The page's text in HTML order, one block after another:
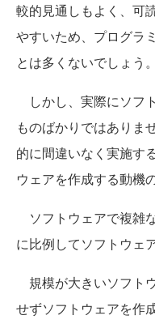
較的見通しもよく、可
やすいため、プログラ
とは多くないでしょう。
しかし、実際にソフ
ものばかりではありま
的に間違いなく実施す
ウェアを作成する動機
ソフトウェアで複雑
に比例してソフトウェ
規模が大きいソフト
せずソフトウェアを作